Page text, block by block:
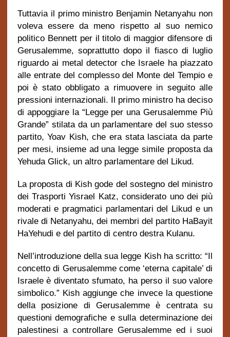
Tuttavia il primo ministro Benjamin Netanyahu non
voleva essere da meno rispetto al suo nemico
politico Bennett per il titolo di maggior difensore di
Gerusalemme, soprattutto dopo il fiasco di luglio
riguardo ai metal detector che Israele ha piazzato
alle entrate del complesso del Monte del Tempio e
poi è stato obbligato a rimuovere in seguito alle
pressioni internazionali. Il primo ministro ha deciso
di appoggiare la “Legge per una Gerusalemme Più
Grande” stilata da un parlamentare del suo stesso
partito, Yoav Kish, che era stata lasciata da parte
per mesi, insieme ad una legge simile proposta da
Yehuda Glick, un altro parlamentare del Likud.
La proposta di Kish gode del sostegno del ministro
dei Trasporti Yisrael Katz, considerato uno dei più
moderati e pragmatici parlamentari del Likud e un
rivale di Netanyahu, dei membri del partito HaBayit
HaYehudi e del partito di centro destra Kulanu.
Nell’introduzione della sua legge Kish ha scritto: “Il
concetto di Gerusalemme come ‘eterna capitale’ di
Israele è diventato sfumato, ha perso il suo valore
simbolico.” Kish aggiunge che invece la questione
della posizione di Gerusalemme è centrata su
questioni demografiche e sulla determinazione dei
palestinesi a controllare Gerusalemme ed i suoi